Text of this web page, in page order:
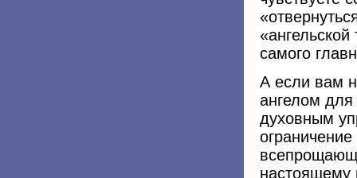
самого
А если вам
ангелом
духовным
настоящему